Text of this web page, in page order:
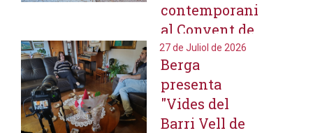
contemporani
al Convent de
Sant Francesc
27 de Juliol de 2026
Berga
presenta
"Vides del
Barri Vell de